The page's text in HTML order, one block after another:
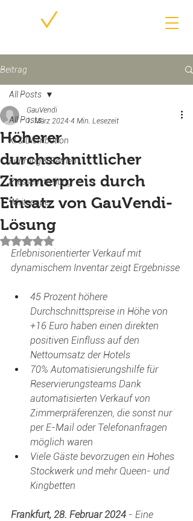
Beitrag
All Posts
KI & Distribution
Führung & Betrieb
Pressemitteilung
Whitepaper
All Posts
Höherer
durchschnittlicher
Zimmerpreis durch
Einsatz von GauVendi-
Lösung
GauVendi
1. März 2024 4 Min. Lesezeit
Mit NaN von 5 Sternen bewertet.
Erlebnisorientierter Verkauf mit
dynamischem Inventar zeigt Ergebnisse
45 Prozent höhere
Durchschnittspreise in Höhe von
+16 Euro haben einen direkten
positiven Einfluss auf den
Nettoumsatz der Hotels
70% Automatisierungshilfe für
Reservierungsteams Dank
automatisierten Verkauf von
Zimmerpräferenzen, die sonst nur
per E-Mail oder Telefonanfragen
möglich waren
Viele Gäste bevorzugen ein Hohes
Stockwerk und mehr Queen- und
Kingbetten
Frankfurt, 28. Februar 2024 - Eine